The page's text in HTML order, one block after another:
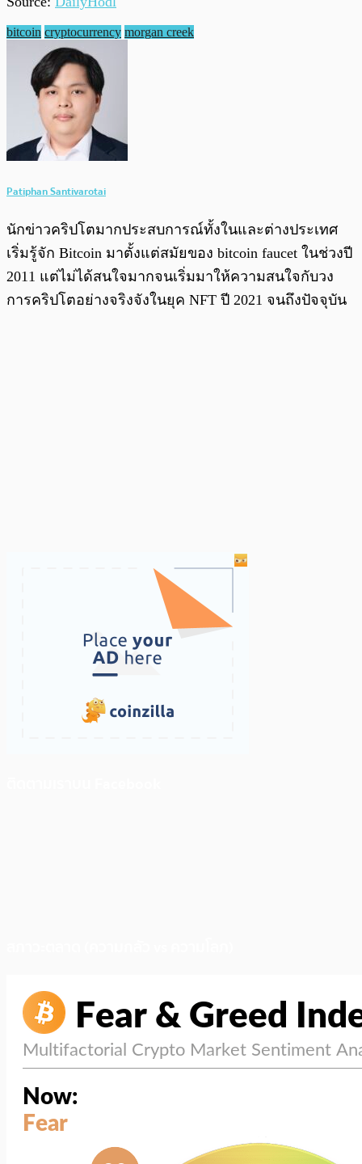
bitcoin cryptocurrency morgan creek
Patiphan Santivarotai
นักข่าวคริปโตมากประสบการณ์ทั้งในและต่างประเทศ
เริ่มรู้จัก Bitcoin มาตั้งแต่สมัยของ bitcoin faucet ในช่วงปี
2011 แต่ไม่ได้สนใจมากจนเริ่มมาให้ความสนใจกับวง
การคริปโตอย่างจริงจังในยุค NFT ปี 2021 จนถึงปัจจุบัน